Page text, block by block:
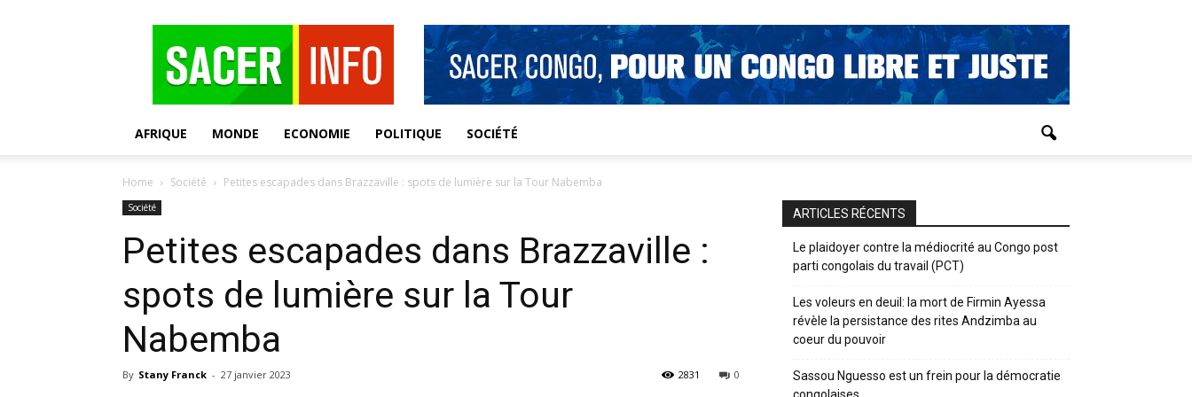
AFRIQUE MONDE ECONOMIE POLITIQUE SOCIÉTÉ
Home Société Petites escapades dans Brazzaville : spots de lumière sur la Tour Nabemba
Société
Petites escapades dans Brazzaville :
spots de lumière sur la Tour
Nabemba
By Stany Franck - 27 janvier 2023 0
2831
ARTICLES RÉCENTS
Le plaidoyer contre la médiocrité au Congo post
parti congolais du travail (PCT)
Les voleurs en deuil: la mort de Firmin Ayessa
révèle la persistance des rites Andzimba au
coeur du pouvoir
Sassou Nguesso est un frein pour la démocratie